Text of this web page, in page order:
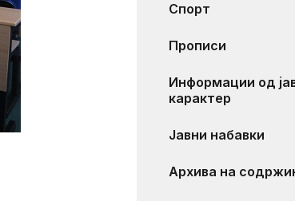
Спорт
Прописи
Информации од
карактер
Јавни набавки
Архива на